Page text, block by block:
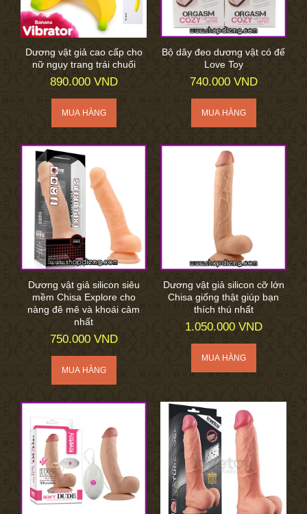
Dương vật giả cao cấp cho
nữ ngụy trang trái chuối
890.000 VND
Bộ dây đeo dương vật có đế
Love Toy
740.000 VND
Dương vật giả silicon siêu
mềm Chisa Explore cho
nàng đê mê và khoái cảm
nhất
750.000 VND
Dương vật giả silicon cỡ lớn
Chisa giống thật giúp bạn
thích thú nhất
1.050.000 VND